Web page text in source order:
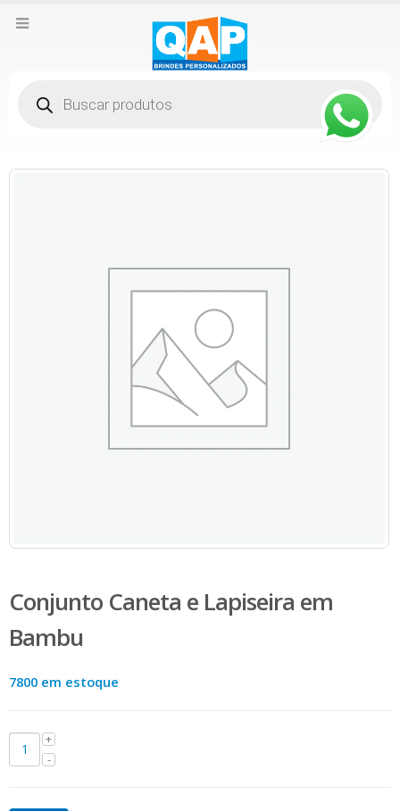
produtos
Conjunto Caneta e Lapiseira em
Bambu
7800 em estoque